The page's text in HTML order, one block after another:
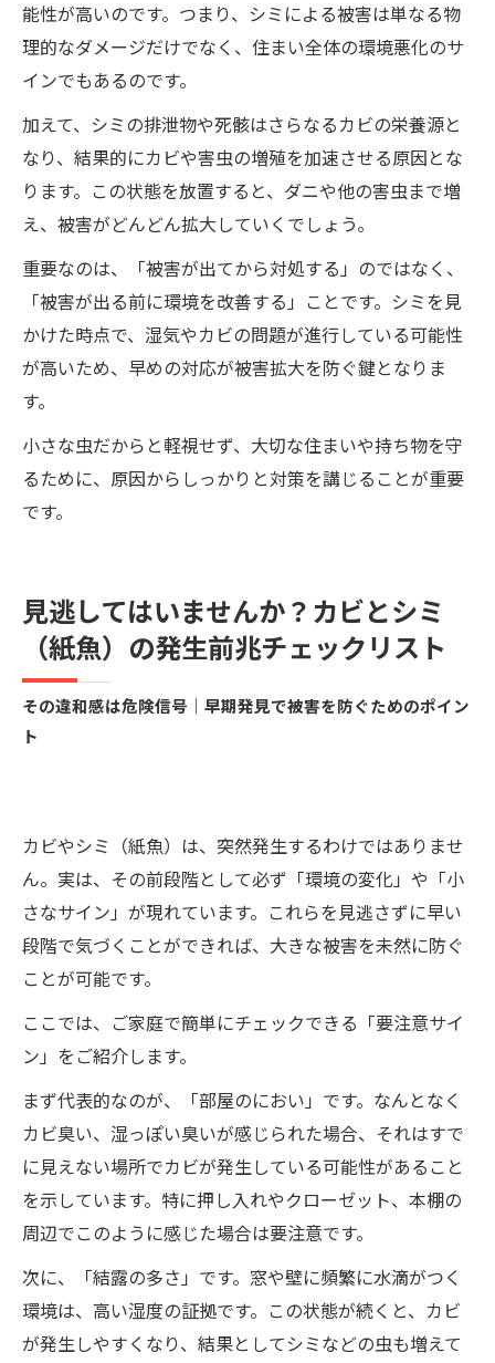
能性が高いのです。つまり、シミによる被害は単なる物
理的なダメージだけでなく、住まい全体の環境悪化のサ
インでもあるのです。
加えて、シミの排泄物や死骸はさらなるカビの栄養源と
なり、結果的にカビや害虫の増殖を加速させる原因とな
ります。この状態を放置すると、ダニや他の害虫まで増
え、被害がどんどん拡大していくでしょう。
重要なのは、「被害が出てから対処する」のではなく、
「被害が出る前に環境を改善する」ことです。シミを見
かけた時点で、湿気やカビの問題が進行している可能性
が高いため、早めの対応が被害拡大を防ぐ鍵となりま
す。
小さな虫だからと軽視せず、大切な住まいや持ち物を守
るために、原因からしっかりと対策を講じることが重要
です。
見逃してはいませんか？カビとシミ
（紙魚）の発生前兆チェックリスト
その違和感は危険信号｜早期発見で被害を防ぐためのポイン
ト
カビやシミ（紙魚）は、突然発生するわけではありませ
ん。実は、その前段階として必ず「環境の変化」や「小
さなサイン」が現れています。これらを見逃さずに早い
段階で気づくことができれば、大きな被害を未然に防ぐ
ことが可能です。
ここでは、ご家庭で簡単にチェックできる「要注意サイ
ン」をご紹介します。
まず代表的なのが、「部屋のにおい」です。なんとなく
カビ臭い、湿っぽい臭いが感じられた場合、それはすで
に見えない場所でカビが発生している可能性があること
を示しています。特に押し入れやクローゼット、本棚の
周辺でこのように感じた場合は要注意です。
次に、「結露の多さ」です。窓や壁に頻繁に水滴がつく
環境は、高い湿度の証拠です。この状態が続くと、カビ
が発生しやすくなり、結果としてシミなどの虫も増えて